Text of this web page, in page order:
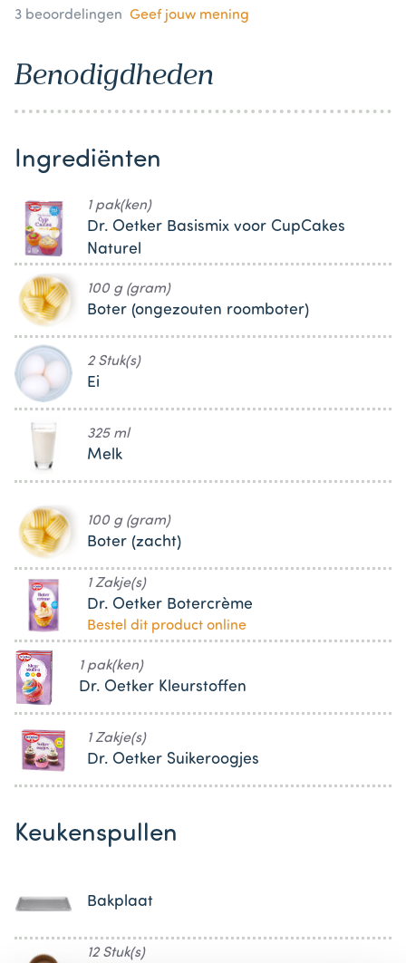
3 beoordelingen Geef jouw mening
Benodigdheden
Ingrediënten
1 pak(ken)
Dr. Oetker Basismix voor CupCakes
Naturel
100 g (gram)
Boter (ongezouten roomboter)
2 Stuk(s)
Ei
325 ml
Melk
100 g (gram)
Boter (zacht)
1 Zakje(s)
Dr. Oetker Botercrème
Bestel dit product online
1 pak(ken)
Dr. Oetker Kleurstoffen
1 Zakje(s)
Dr. Oetker Suikeroogjes
Keukenspullen
Bakplaat
12 Stuk(s)